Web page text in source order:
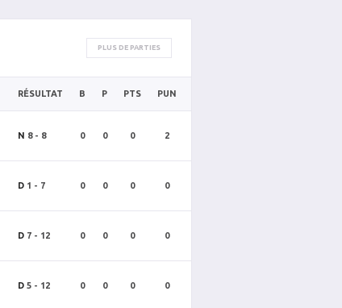
PLUS DE PARTIES
RÉSULTAT B P PTS PUN
N 8 - 8 0 0 0 2
D 1 - 7 0 0 0 0
D 7 - 12 0 0 0 0
D 5 - 12 0 0 0 0